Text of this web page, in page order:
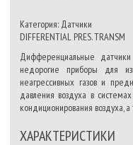
Категория: Датчики
DIFFERENTIAL PRES. TRANSM
Дифференциальные
недорогие приборы для
неагрессивных газов и
давления воздуха в
кондиционирования воздуха,
ХАРАКТЕРИСТИКИ